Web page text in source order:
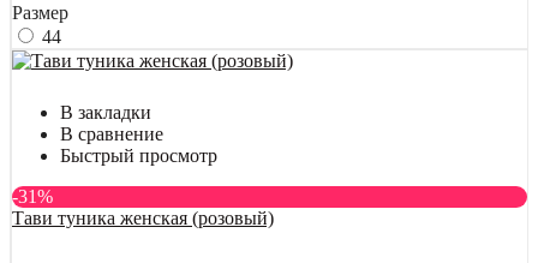
Размер
44
В закладки
В сравнение
Быстрый просмотр
-31%
Тави туника женская (розовый)